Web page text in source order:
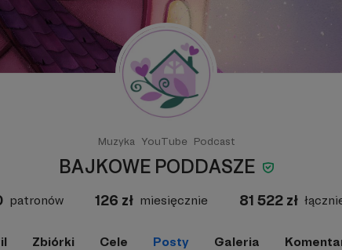
Muzyka YouTube Podcast
BAJKOWE PODDASZE
patronów 126 zł miesięcznie 81 522 zł
Zbiórki Cele Posty Galeria